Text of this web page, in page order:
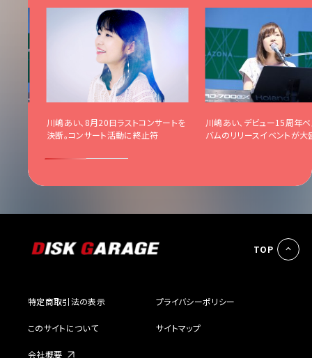
川嶋あい、8⽉20⽇ラストコンサートを
決断。コンサート活動に終⽌符
川嶋あい、デビュー15周年
バムのリリースイベントが大
TOP
特定商取引法の表示 プライバシーポリシー
このサイトについて サイトマップ
会社概要